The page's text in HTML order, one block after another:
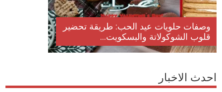
وصفات حلويات عيد الحب: طريقة تحضير
قلوب الشوكولاتة والبسكويت...
احدث الاخبار